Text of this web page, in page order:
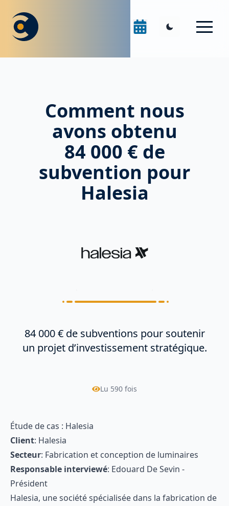
Comment nous
avons obtenu
84 000 € de
subvention pour
Halesia
84 000 € de subventions pour soutenir
un projet d’investissement stratégique.
Lu 590 fois
Étude de cas : Halesia
Client: Halesia
Secteur: Fabrication et conception de luminaires
Responsable interviewé: Edouard De Sevin -
Président
Halesia, une société spécialisée dans la fabrication de